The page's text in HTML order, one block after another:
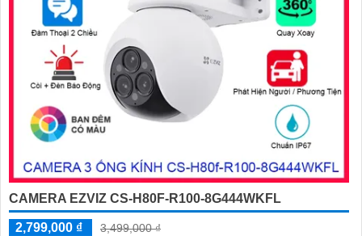
CAMERA EZVIZ CS-H80F-R100-8G444WKFL
2,799,000 ₫
3,499,000 ₫